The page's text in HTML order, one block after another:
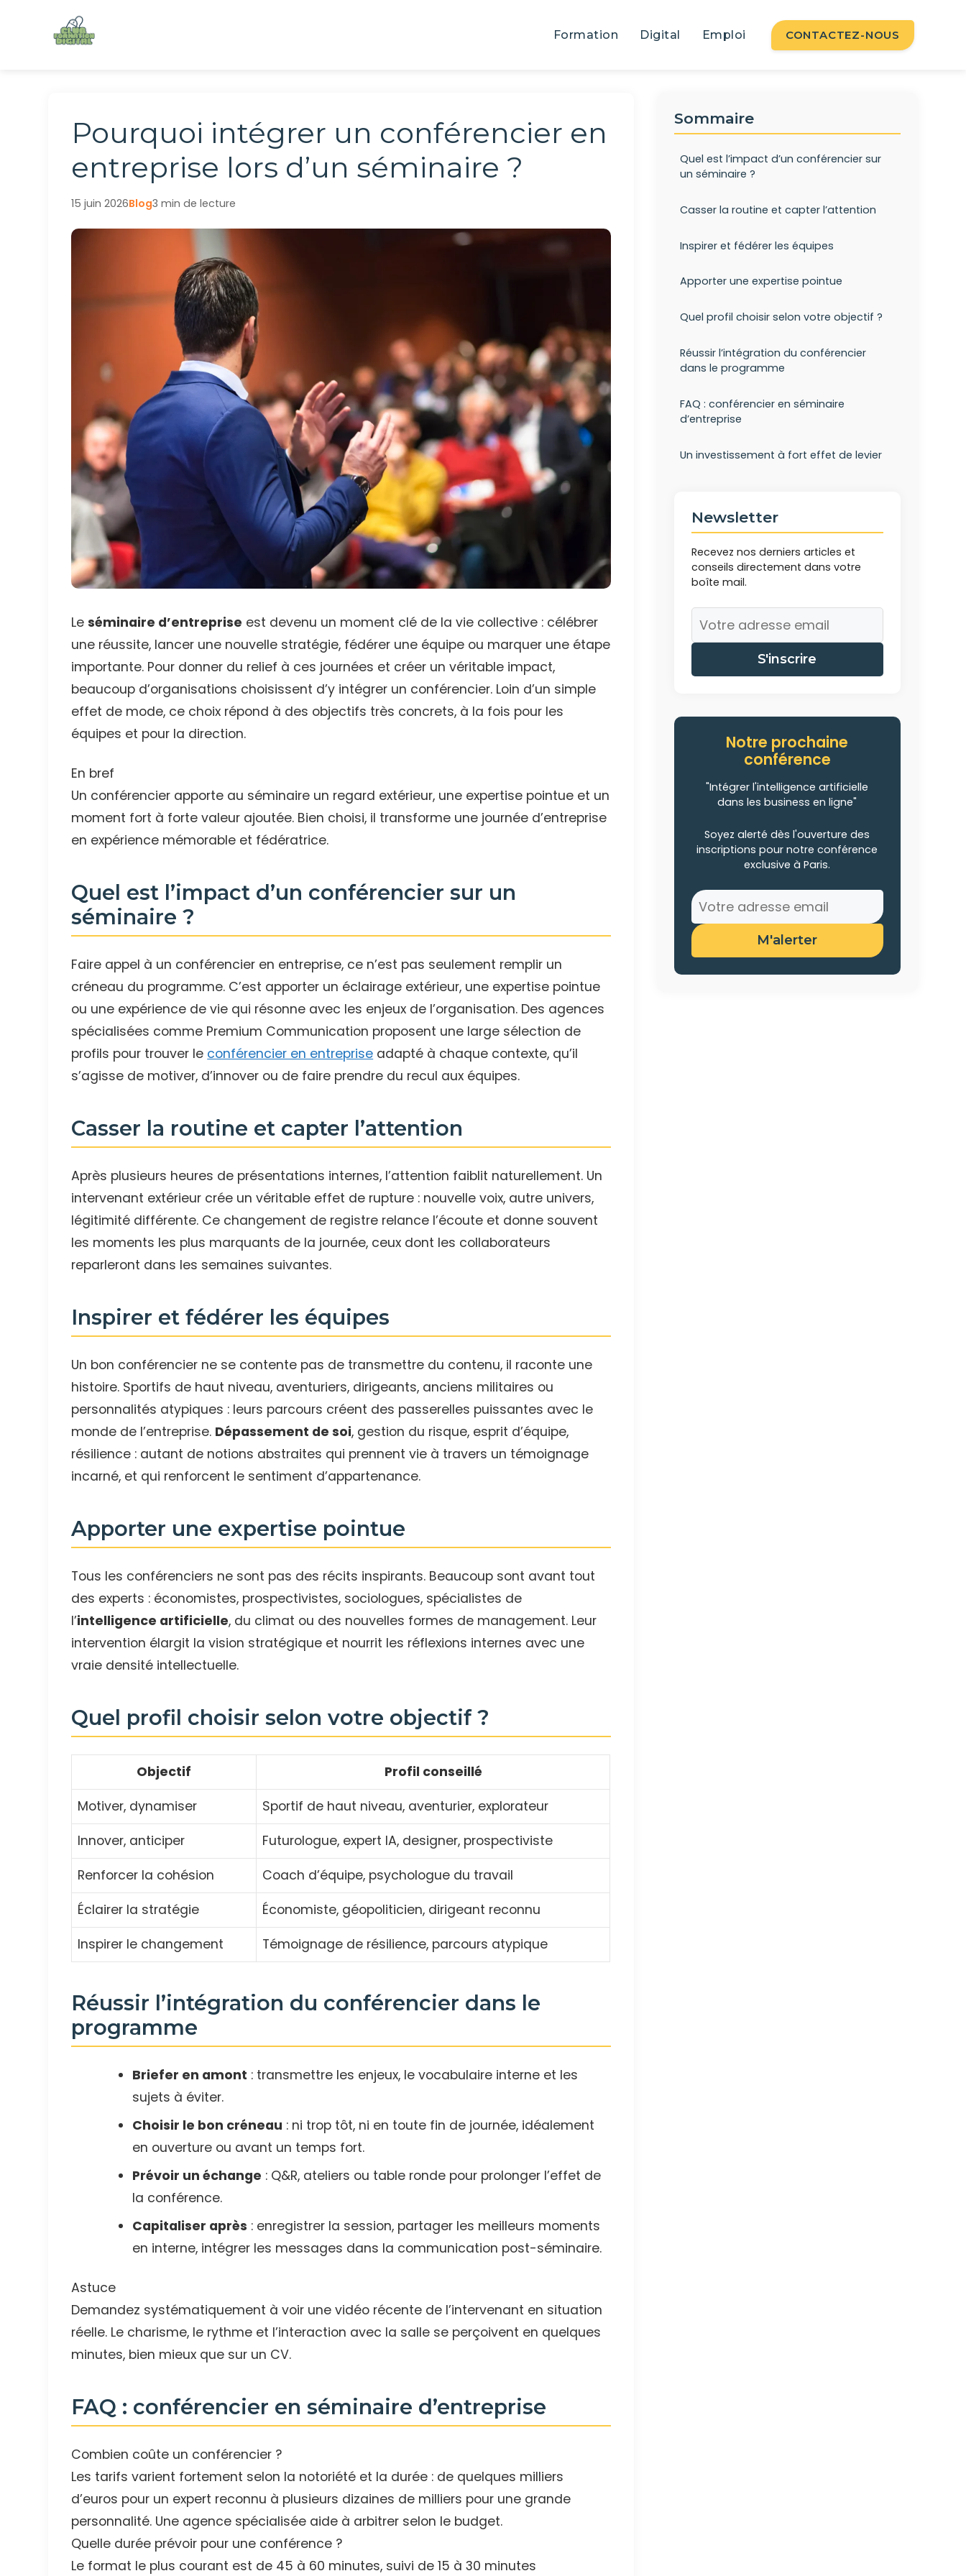
Formation Digital Emploi CONTACTEZ-NOUS
Pourquoi intégrer un conférencier en
entreprise lors d’un séminaire ?
15 juin 2026Blog3 min de lecture
Leséminaire d’entreprise est devenu un moment clé de la vie collective : célébrer
une réussite, lancer une nouvelle stratégie, fédérer une équipe ou marquer une étape
importante. Pour donner du relief à ces journées et créer un véritable impact,
beaucoup d’organisations choisissent d’y intégrer un conférencier. Loin d’un simple
effet de mode, ce choix répond à des objectifs très concrets, à la fois pour les
équipes et pour la direction.
En bref
Un conférencier apporte au séminaire un regard extérieur, une expertise pointue et un
moment fort à forte valeur ajoutée. Bien choisi, il transforme une journée d’entreprise
en expérience mémorable et fédératrice.
Quel est l’impact d’un conférencier sur un
séminaire ?
Faire appel à un conférencier en entreprise, ce n’est pas seulement remplir un
créneau du programme. C’est apporter un éclairage extérieur, une expertise pointue
ou une expérience de vie qui résonne avec les enjeux de l’organisation. Des agences
spécialisées comme Premium Communication proposent une large sélection de
profils pour trouver le conférencier en entreprise adapté à chaque contexte, qu’il
s’agisse de motiver, d’innover ou de faire prendre du recul aux équipes.
Casser la routine et capter l’attention
Après plusieurs heures de présentations internes, l’attention faiblit naturellement. Un
intervenant extérieur crée un véritable effet de rupture : nouvelle voix, autre univers,
légitimité différente. Ce changement de registre relance l’écoute et donne souvent
les moments les plus marquants de la journée, ceux dont les collaborateurs
reparleront dans les semaines suivantes.
Inspirer et fédérer les équipes
Un bon conférencier ne se contente pas de transmettre du contenu, il raconte une
histoire. Sportifs de haut niveau, aventuriers, dirigeants, anciens militaires ou
personnalités atypiques : leurs parcours créent des passerelles puissantes avec le
monde de l’entreprise. Dépassement de soi, gestion du risque, esprit d’équipe,
résilience : autant de notions abstraites qui prennent vie à travers un témoignage
incarné, et qui renforcent le sentiment d’appartenance.
Apporter une expertise pointue
Tous les conférenciers ne sont pas des récits inspirants. Beaucoup sont avant tout
des experts : économistes, prospectivistes, sociologues, spécialistes de
l’intelligence artificielle, du climat ou des nouvelles formes de management. Leur
intervention élargit la vision stratégique et nourrit les réflexions internes avec une
vraie densité intellectuelle.
Quel profil choisir selon votre objectif ?
Objectif
Profil conseillé
Motiver, dynamiser
Sportif de haut niveau, aventurier, explorateur
Innover, anticiper
Futurologue, expert IA, designer, prospectiviste
Renforcer la cohésion
Coach d’équipe, psychologue du travail
Éclairer la stratégie
Économiste, géopoliticien, dirigeant reconnu
Inspirer le changement
Témoignage de résilience, parcours atypique
Réussir l’intégration du conférencier dans le
programme
Briefer en amont : transmettre les enjeux, le vocabulaire interne et les
sujets à éviter.
Choisir le bon créneau : ni trop tôt, ni en toute fin de journée, idéalement
en ouverture ou avant un temps fort.
Prévoir un échange : Q&R, ateliers ou table ronde pour prolonger l’effet de
la conférence.
Capitaliser après : enregistrer la session, partager les meilleurs moments
en interne, intégrer les messages dans la communication post-séminaire.
Astuce
Demandez systématiquement à voir une vidéo récente de l’intervenant en situation
réelle. Le charisme, le rythme et l’interaction avec la salle se perçoivent en quelques
minutes, bien mieux que sur un CV.
FAQ : conférencier en séminaire d’entreprise
Combien coûte un conférencier ?
Les tarifs varient fortement selon la notoriété et la durée : de quelques milliers
d’euros pour un expert reconnu à plusieurs dizaines de milliers pour une grande
personnalité. Une agence spécialisée aide à arbitrer selon le budget.
Quelle durée prévoir pour une conférence ?
Le format le plus courant est de 45 à 60 minutes, suivi de 15 à 30 minutes
Sommaire
Quel est l’impact d’un conférencier sur
un séminaire ?
Casser la routine et capter l’attention
Inspirer et fédérer les équipes
Apporter une expertise pointue
Quel profil choisir selon votre objectif ?
Réussir l’intégration du conférencier
dans le programme
FAQ : conférencier en séminaire
d’entreprise
Un investissement à fort effet de levier
Newsletter
Recevez nos derniers articles et
conseils directement dans votre
boîte mail.
S'inscrire
Notre prochaine
conférence
"Intégrer l'intelligence artificielle
dans les business en ligne"
Soyez alerté dès l'ouverture des
inscriptions pour notre conférence
exclusive à Paris.
M'alerter